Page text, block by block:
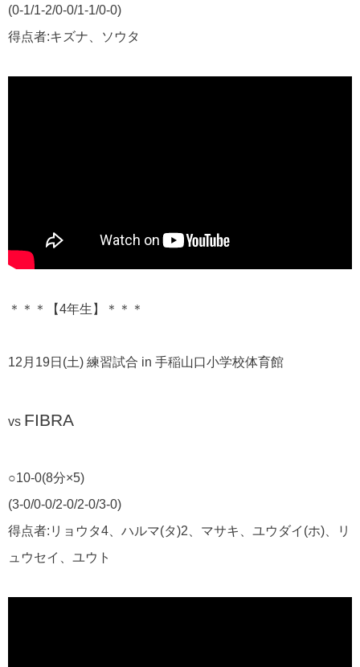
(0-1/1-2/0-0/1-1/0-0)
得点者:キズナ、ソウタ
＊＊＊【4年生】＊＊＊
12月19日(土) 練習試合 in 手稲山口小学校体育館
vs FIBRA
○10-0(8分×5)
(3-0/0-0/2-0/2-0/3-0)
得点者:リョウタ4、ハルマ(タ)2、マサキ、ユウダイ(ホ)、リ
ュウセイ、ユウト